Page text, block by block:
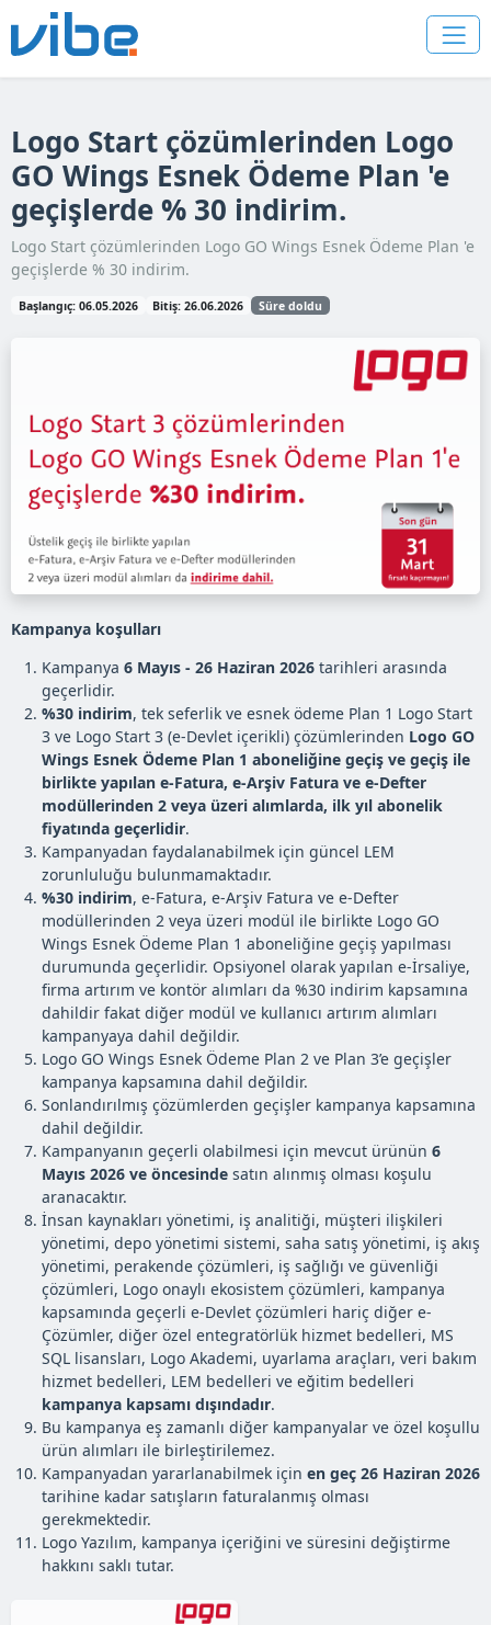
Logo Start çözümlerinden Logo
GO Wings Esnek Ödeme Plan 'e
geçişlerde % 30 indirim.
Logo Start çözümlerinden Logo GO Wings Esnek Ödeme Plan 'e
geçişlerde % 30 indirim.
Başlangıç: 06.05.2026 Bitiş: 26.06.2026 Süre doldu
Kampanya koşulları
Kampanya 6 Mayıs - 26 Haziran 2026 tarihleri arasında
geçerlidir.
%30 indirim, tek seferlik ve esnek ödeme Plan 1 Logo Start
3 ve Logo Start 3 (e-Devlet içerikli) çözümlerinden Logo GO
Wings Esnek Ödeme Plan 1 aboneliğine geçiş ve geçiş ile
birlikte yapılan e-Fatura, e-Arşiv Fatura ve e-Defter
modüllerinden 2 veya üzeri alımlarda, ilk yıl abonelik
fiyatında geçerlidir.
Kampanyadan faydalanabilmek için güncel LEM
zorunluluğu bulunmamaktadır.
%30 indirim, e-Fatura, e-Arşiv Fatura ve e-Defter
modüllerinden 2 veya üzeri modül ile birlikte Logo GO
Wings Esnek Ödeme Plan 1 aboneliğine geçiş yapılması
durumunda geçerlidir. Opsiyonel olarak yapılan e-İrsaliye,
firma artırım ve kontör alımları da %30 indirim kapsamına
dahildir fakat diğer modül ve kullanıcı artırım alımları
kampanyaya dahil değildir.
Logo GO Wings Esnek Ödeme Plan 2 ve Plan 3’e geçişler
kampanya kapsamına dahil değildir.
Sonlandırılmış çözümlerden geçişler kampanya kapsamına
dahil değildir.
Kampanyanın geçerli olabilmesi için mevcut ürünün 6
Mayıs 2026 ve öncesinde satın alınmış olması koşulu
aranacaktır.
İnsan kaynakları yönetimi, iş analitiği, müşteri ilişkileri
yönetimi, depo yönetimi sistemi, saha satış yönetimi, iş akış
yönetimi, perakende çözümleri, iş sağlığı ve güvenliği
çözümleri, Logo onaylı ekosistem çözümleri, kampanya
kapsamında geçerli e-Devlet çözümleri hariç diğer e-
Çözümler, diğer özel entegratörlük hizmet bedelleri, MS
SQL lisansları, Logo Akademi, uyarlama araçları, veri bakım
hizmet bedelleri, LEM bedelleri ve eğitim bedelleri
kampanya kapsamı dışındadır.
Bu kampanya eş zamanlı diğer kampanyalar ve özel koşullu
ürün alımları ile birleştirilemez.
Kampanyadan yararlanabilmek için en geç 26 Haziran 2026
tarihine kadar satışların faturalanmış olması
gerekmektedir.
Logo Yazılım, kampanya içeriğini ve süresini değiştirme
hakkını saklı tutar.